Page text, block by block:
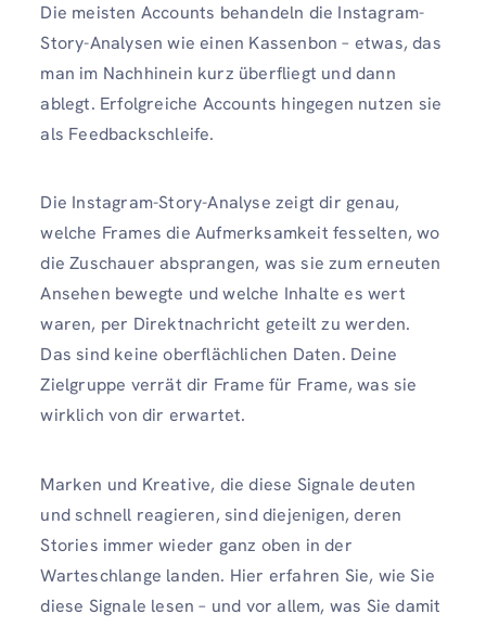
Die meisten Accounts behandeln die Instagram-
Story-Analysen wie einen Kassenbon – etwas, das
man im Nachhinein kurz überfliegt und dann
ablegt. Erfolgreiche Accounts hingegen nutzen sie
als Feedbackschleife.
Die Instagram-Story-Analyse zeigt dir genau,
welche Frames die Aufmerksamkeit fesselten, wo
die Zuschauer absprangen, was sie zum erneuten
Ansehen bewegte und welche Inhalte es wert
waren, per Direktnachricht geteilt zu werden.
Das sind keine oberflächlichen Daten. Deine
Zielgruppe verrät dir Frame für Frame, was sie
wirklich von dir erwartet.
Marken und Kreative, die diese Signale deuten
und schnell reagieren, sind diejenigen, deren
Stories immer wieder ganz oben in der
Warteschlange landen. Hier erfahren Sie, wie Sie
diese Signale lesen – und vor allem, was Sie damit